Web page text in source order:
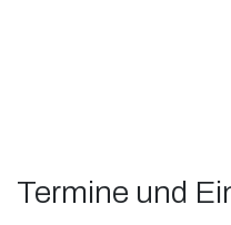
Termine und